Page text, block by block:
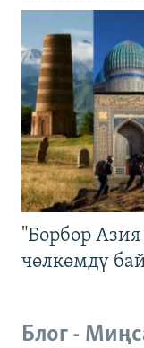
"Борбор
чөлкөмдү
Блог -